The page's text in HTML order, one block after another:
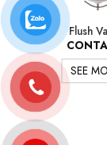
Flush
SEE